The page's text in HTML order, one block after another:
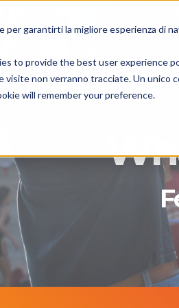
per garantirti la migliore esperienza di
to provide the best user experience
visite non verranno tracciate. Un unico
will remember your preference.